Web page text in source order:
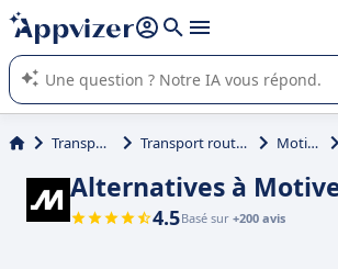
répondre (plusieurs lignes avec
L'IA de Appvizer vous guide dans l'utilisation ou
logiciel SaaS en entreprise.
Transport Transport routier Motive
Alternatives à
4.5Basé sur +200 avis